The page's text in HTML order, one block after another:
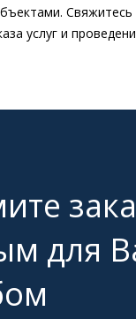
Свяжитесь
услуг и
для